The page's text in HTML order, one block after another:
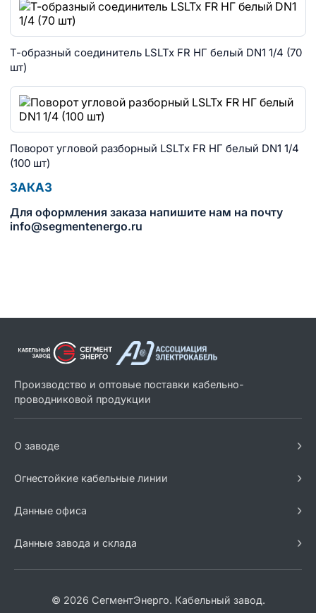
Т-образный соединитель LSLTx FR НГ белый DN1 1/4 (70
шт)
Поворот угловой разборный LSLTx FR НГ белый DN1 1/4
(100 шт)
ЗАКАЗ
Для оформления заказа напишите нам на почту
info@segmentenergo.ru
Производство и оптовые поставки кабельно-
проводниковой продукции
О заводе ›
Огнестойкие кабельные линии ›
Данные офиса ›
Данные завода и склада ›
© 2026 СегментЭнерго. Кабельный завод.